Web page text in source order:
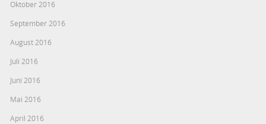
Oktober 2016
September 2016
August 2016
Juli 2016
Juni 2016
Mai 2016
April 2016